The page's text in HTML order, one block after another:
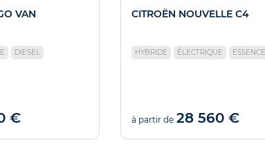
VAN
DIESEL
€
CITROËN NOUVELLE C4
HYBRIDE ÉLECTRIQUE ESSENCE
à partir de 28 560 €